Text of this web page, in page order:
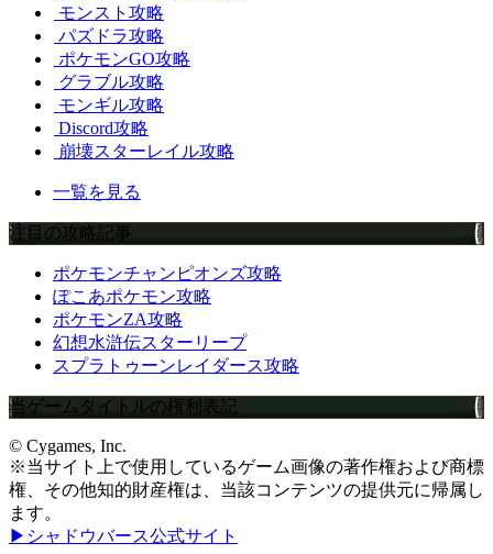
モンスト攻略
パズドラ攻略
ポケモンGO攻略
グラブル攻略
モンギル攻略
Discord攻略
崩壊スターレイル攻略
一覧を見る
注目の攻略記事
ポケモンチャンピオンズ攻略
ぽこあポケモン攻略
ポケモンZA攻略
幻想水滸伝スターリープ
スプラトゥーンレイダース攻略
当ゲームタイトルの権利表記
© Cygames, Inc.
※当サイト上で使用しているゲーム画像の著作権および商標
権、その他知的財産権は、当該コンテンツの提供元に帰属し
ます。
▶シャドウバース公式サイト